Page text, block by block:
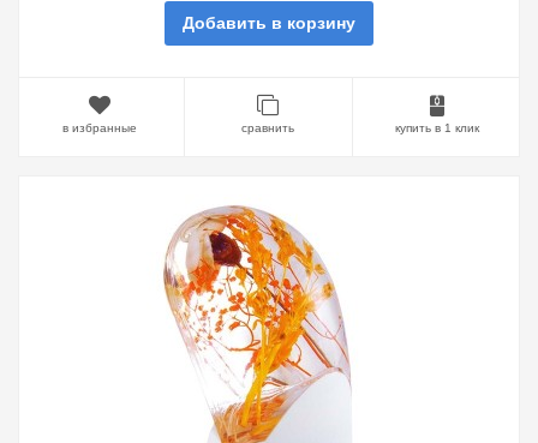
Добавить в корзину
в избранные сравнить купить в 1 клик